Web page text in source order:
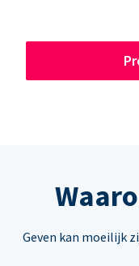
Geven kan moeilijk